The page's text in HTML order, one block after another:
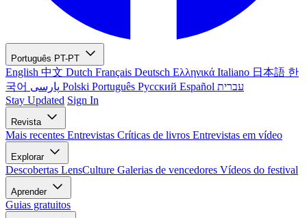
Português PT-PT
English 中文 Dutch Français Deutsch Ελληνικά Italiano 日本語 한
국어
Polski Português Русский Español עברית
Stay Updated Sign In
Revista
Mais recentes Entrevistas Críticas de livros Entrevistas em vídeo
Explorar
Descobertas LensCulture Galerias de vencedores Vídeos do festival
Aprender
Guias gratuitos